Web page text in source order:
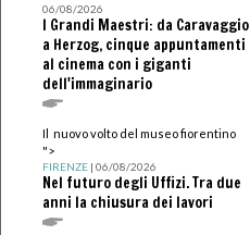
06/08/2026
I Grandi Maestri: da Caravaggio
a Herzog, cinque appuntamenti
al cinema con i giganti
dell'immaginario
Il nuovo volto del museo fiorentino
">
FIRENZE| 06/08/2026
Nel futuro degli Uffizi. Tra due
anni la chiusura dei lavori